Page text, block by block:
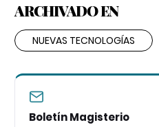
ARCHIVADO EN
NUEVAS TECNOLOGÍAS
Boletín Magisterio